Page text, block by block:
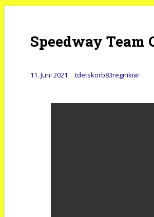
Speedway Team
11. Juni 2021 tdetskorb83regnikiw